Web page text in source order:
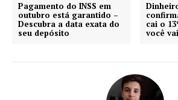
Pagamento do INSS em
outubro está garantido –
Descubra a data exata do
seu depósito
cai o
você